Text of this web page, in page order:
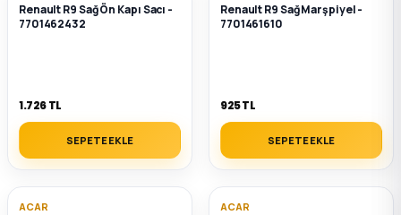
Renault R9 Sağ Ön Kapı Sacı -
7701462432
1.726 TL
SEPETE EKLE
Renault R9 Sağ Marşpiyel -
7701461610
925 TL
SEPETE EKLE
ACAR ACAR